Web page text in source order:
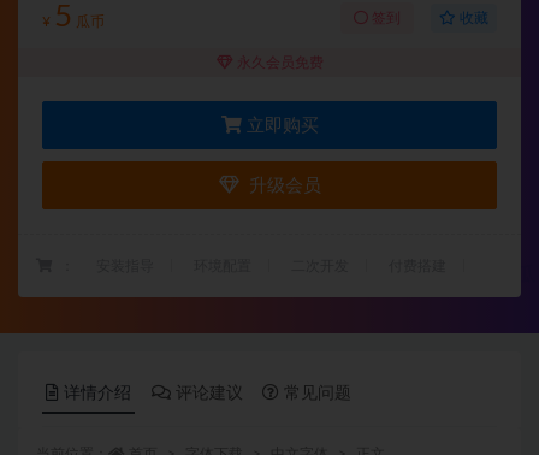
¥ 5 瓜币 签到 收藏
永久会员免费
立即购买
升级会员
详情介绍 评论建议 常见问题